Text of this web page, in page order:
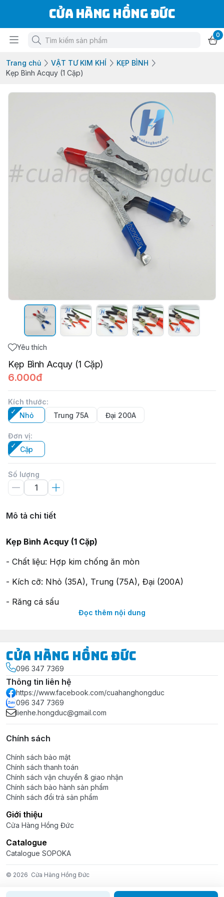
Cửa Hàng Hồng Đức
0
Trang chủ VẬT TƯ KIM KHÍ
KẸP BÌNH
Kẹp Bình Acquy (1 Cặp)
Yêu thích
Kẹp Bình Acquy (1 Cặp)
6.000đ
Kích thước:
Nhỏ
Trung 75A Đại 200A
Đơn vị:
Cặp
Số lượng
Mô tả chi tiết
Kẹp Bình Acquy (1 Cặp)
- Chất liệu: Hợp kim chống ăn mòn
- Kích cỡ: Nhỏ (35A), Trung (75A), Đại (200A)
- Răng cá sấu
---
> [Shopee], [TikTok Shop], [Lazada
Đọc thêm nội dung
Cửa Hàng Hồng Đức
096 347 7369
Thông tin liên hệ
https://www.facebook.com/cuahanghongduc
096 347 7369
lienhe.hongduc@gmail.com
Chính sách
Chính sách bảo mật
Chính sách thanh toán
Chính sách vận chuyển & giao nhận
Chính sách bảo hành sản phẩm
Chính sách đổi trả sản phẩm
Giới thiệu
Cửa Hàng Hồng Đức
Catalogue
Catalogue SOPOKA
© 2026 Cửa Hàng Hồng Đức